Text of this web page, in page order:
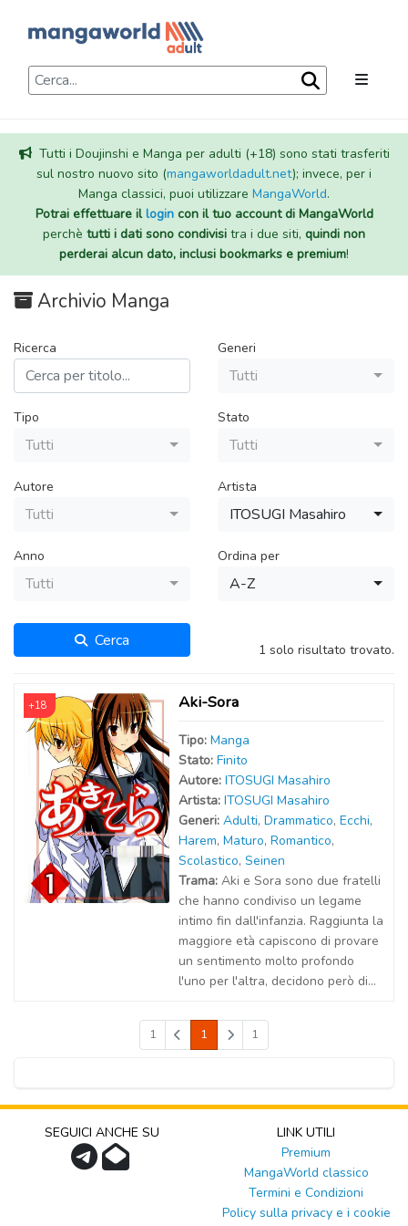
Tutti i Doujinshi e Manga per adulti (+18) sono stati trasferiti
sul nostro nuovo sito (mangaworldadult.net); invece, per i
Manga classici, puoi utilizzare MangaWorld.
Potrai effettuare illogincon il tuo account di MangaWorld
perchè tutti i dati sono condivisi tra i due siti, quindi non
perderai alcun dato, inclusi bookmarks e premium!
Archivio Manga
Ricerca Generi
Tutti
Tipo
Tutti
Stato
Tutti
Autore
Tutti
Artista
ITOSUGI Masahiro
Anno
Tutti
Ordina per
A-Z
Cerca 1 solo risultato trovato.
+18 Aki-Sora
Tipo: Manga
Stato: Finito
Autore: ITOSUGI Masahiro
Artista: ITOSUGI Masahiro
Generi: Adulti, Drammatico, Ecchi,
Harem, Maturo, Romantico,
Scolastico, Seinen
Trama: Aki e Sora sono due fratelli
che hanno condiviso un legame
intimo fin dall'infanzia. Raggiunta la
maggiore età capiscono di provare
un sentimento molto profondo
l'uno per l'altra, decidono però di...
1 1 1
SEGUICI ANCHE SU
LINK UTILI
Premium
MangaWorld classico
Termini e Condizioni
Policy sulla privacy e i cookie